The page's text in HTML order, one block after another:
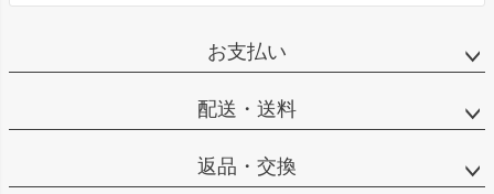
お支払い
配送・送料
返品・交換